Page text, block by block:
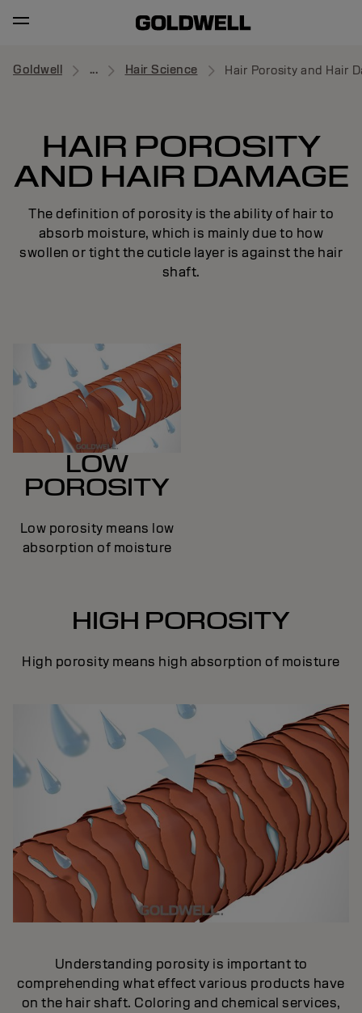
Goldwell ... Hair Science Hair Porosity and Hair
HAIR POROSITY
AND HAIR DAMAGE
The definition of porosity is the ability of hair to
absorb moisture, which is mainly due to how
swollen or tight the cuticle layer is against the hair
shaft.
LOW
POROSITY
Low porosity means low
absorption of moisture
HIGH POROSITY
High porosity means high absorption of moisture
Understanding porosity is important to
comprehending what effect various products have
on the hair shaft. Coloring and chemical services,